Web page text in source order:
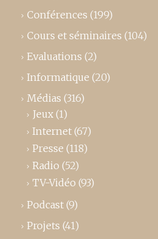
Conférences (199)
Cours et séminaires (104)
Evaluations (2)
Informatique (20)
Médias (316)
Jeux (1)
Internet (67)
Presse (118)
Radio (52)
TV-Vidéo (93)
Podcast (9)
Projets (41)